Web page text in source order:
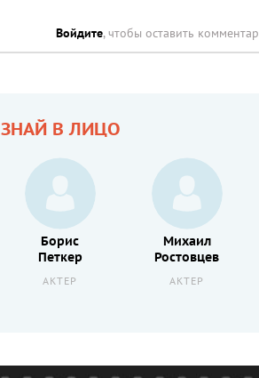
Войдите, чтобы оставить
ЗНАЙ В ЛИЦО
Борис
Петкер
АКТЕР
Михаил
Ростовцев
АКТЕР